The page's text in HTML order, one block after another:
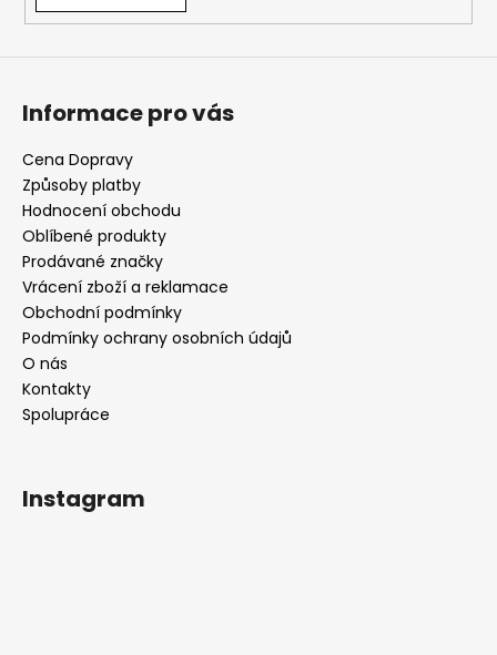
Informace pro vás
Cena Dopravy
Způsoby platby
Hodnocení obchodu
Oblíbené produkty
Prodávané značky
Vrácení zboží a reklamace
Obchodní podmínky
Podmínky ochrany osobních údajů
O nás
Kontakty
Spolupráce
Instagram